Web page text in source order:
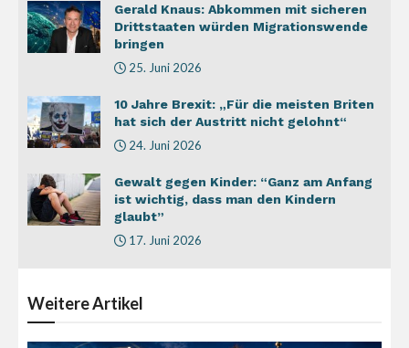
Gerald Knaus: Abkommen mit sicheren
Drittstaaten würden Migrationswende
bringen
25. Juni 2026
10 Jahre Brexit: „Für die meisten Briten
hat sich der Austritt nicht gelohnt“
24. Juni 2026
Gewalt gegen Kinder: “Ganz am Anfang
ist wichtig, dass man den Kindern
glaubt”
17. Juni 2026
WeitereArtikel